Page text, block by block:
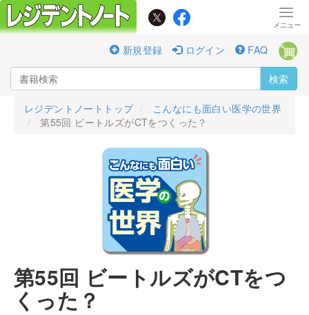
新規登録 ログイン FAQ
検索
レジデントノートトップ
こんなにも面白い医学の世界
第55回 ビートルズがCTをつくった？
第55回 ビートルズがCTをつ
くった？